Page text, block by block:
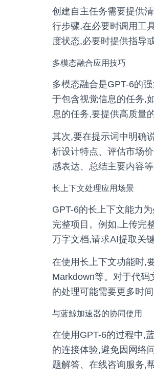
创建自主任务需要提供
行步骤,在必要时调用工
度状态,必要时提供指导
多模态融合应用技巧
多模态融合是GPT-6的
于包含视觉信息的任务,
息的任务,要提供高质量
其次,要在提示词中明确
析设计特点、评估市场
感表达、总结主要内容
长上下文处理应用场景
GPT-6的长上下文能力
完整项目。例如,上传完
万字文档,请求AI提取关
在使用长上下文功能时,
Markdown等。对于代
的处理可能需要更多时
与蓝鲸加速器的协同使用
在使用GPT-6的过程中,
的连接体验,避免因网络
题解答、在线咨询服务,